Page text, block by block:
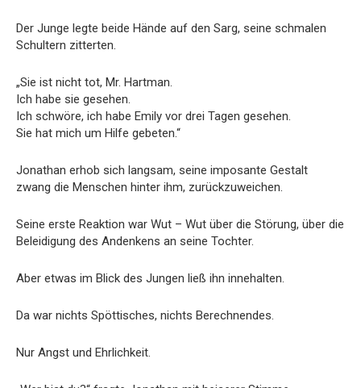
Der Junge legte beide Hände auf den Sarg, seine schmalen
Schultern zitterten.
„Sie ist nicht tot, Mr. Hartman.
Ich habe sie gesehen.
Ich schwöre, ich habe Emily vor drei Tagen gesehen.
Sie hat mich um Hilfe gebeten.“
Jonathan erhob sich langsam, seine imposante Gestalt
zwang die Menschen hinter ihm, zurückzuweichen.
Seine erste Reaktion war Wut – Wut über die Störung, über die
Beleidigung des Andenkens an seine Tochter.
Aber etwas im Blick des Jungen ließ ihn innehalten.
Da war nichts Spöttisches, nichts Berechnendes.
Nur Angst und Ehrlichkeit.